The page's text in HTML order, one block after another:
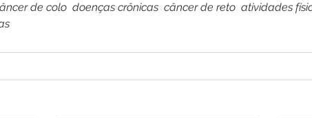
de colo  doenças crônicas  câncer de reto  atividades